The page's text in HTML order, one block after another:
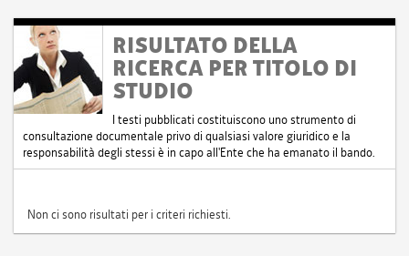
RISULTATO DELLA
RICERCA PER TITOLO DI
STUDIO
I testi pubblicati costituiscono uno strumento di
consultazione documentale privo di qualsiasi valore giuridico e la
responsabilità degli stessi è in capo all'Ente che ha emanato il bando.
Non ci sono risultati per i criteri richiesti.